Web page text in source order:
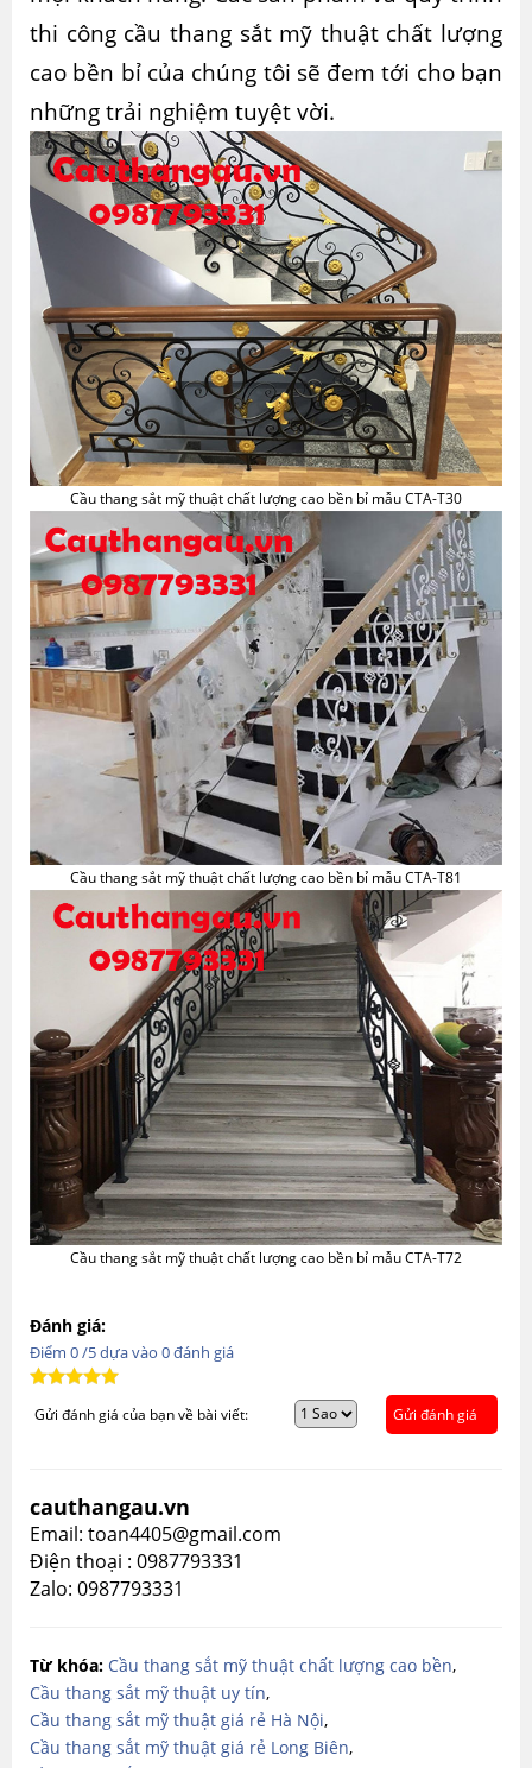
thi công cầu thang sắt mỹ thuật chất lượng
cao bền bỉcủa chúng tôi sẽ đem tới cho bạn
những trải nghiệm tuyệt vời.
Cầu thang sắt mỹ thuật chất lượng cao bền bỉ mẫu CTA-T30
Cầu thang sắt mỹ thuật chất lượng cao bền bỉ mẫu CTA-T81
Cầu thang sắt mỹ thuật chất lượng cao bền bỉ mẫu CTA-T72
Đánh giá:
Điểm 0/5 dựa vào 0đánh giá
Gửi đánh giá của bạn về bài viết: Gửi đánh giá
cauthangau.vn
Email: toan4405@gmail.com
Điện thoại : 0987793331
Zalo: 0987793331
Từ khóa: Cầu thang sắt mỹ thuật chất lượng cao bền,
Cầu thang sắt mỹ thuật uy tín,
Cầu thang sắt mỹ thuật giá rẻ Hà Nội,
Cầu thang sắt mỹ thuật giá rẻ Long Biên,